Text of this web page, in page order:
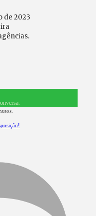
de 2023